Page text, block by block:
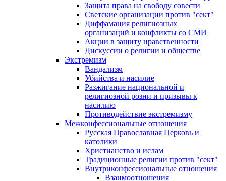
Защита права на свободу совести
Светские организации против "сект"
Диффамация религиозных
организаций и конфликты со СМИ
Акции в защиту нравственности
Дискуссии о религии и обществе
Экстремизм
Вандализм
Убийства и насилие
Разжигание национальной и
религиозной розни и призывы к
насилию
Противодействие экстремизму
Межконфессиональные отношения
Русская Православная Церковь и
католики
Христианство и ислам
Традиционные религии против "сект"
Внутриконфессиональные отношения
Взаимоотношения